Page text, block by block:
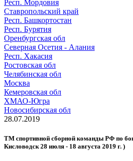
Респ. Мордовия
Ставропольский край
Респ. Башкортостан
Респ. Бурятия
Оренбургская обл
Северная Осетия - Алания
Респ. Хакасия
Ростовская обл
Челябинская обл
Москва
Кемеровская обл
ХМАО-Югра
Новосибирская обл
28.07.2019
ТМ спортивной сборной команды РФ по
Кисловодск 28 июля - 18 августа 2019 г. )